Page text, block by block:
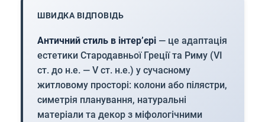
ШВИДКА ВІДПОВІДЬ
Античний стиль в інтер’єрі — це адаптація
естетики Стародавньої Греції та Риму (VI
ст. до н.е. — V ст. н.е.) у сучасному
житловому просторі: колони або пілястри,
симетрія планування, натуральні
матеріали та декор з міфологічними